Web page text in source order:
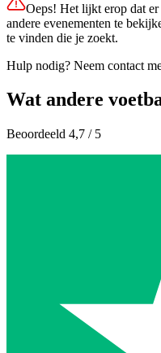
Oeps! Het lijkt erop dat
andere evenementen te
te vinden die je zoekt.
Hulp nodig? Neem contact
Wat andere
Beoordeeld 4,7 / 5